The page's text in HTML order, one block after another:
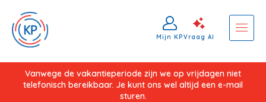
OverslaanVanwege de vakantieperiode zijn we op vrijdagen niet
telefonisch bereikbaar. Je kunt ons wel altijd een e-mail
sturen.
Mijn KPVraag AI